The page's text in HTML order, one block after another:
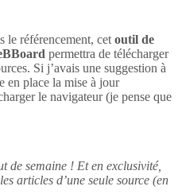
le référencement, cet outil de
permettra de télécharger
Si j’avais une suggestion à
en place la mise à jour
le navigateur (je pense que
de semaine ! Et en exclusivité,
articles d’une seule source (en